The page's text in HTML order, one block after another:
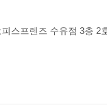
스프렌즈 수유점 3층 2